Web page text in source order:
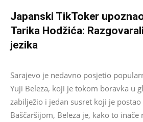
Japanski TikToker
Tarika Hodžića:
jezika
Salim D. -
Sarajevo je nedavno posjetio
Yuji Beleza, koji je tokom boravka u
zabilježio i jedan susret koji je postao
Baščaršijom, Beleza je, kako to